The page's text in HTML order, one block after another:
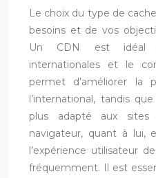
Le choix du type de
besoins et de vos
Un CDN est idéal
internationales et le
permet d’améliorer la
l’international, tandis
plus adapté aux sites
navigateur, quant à lui,
l’expérience utilisateur
fréquemment. Il est